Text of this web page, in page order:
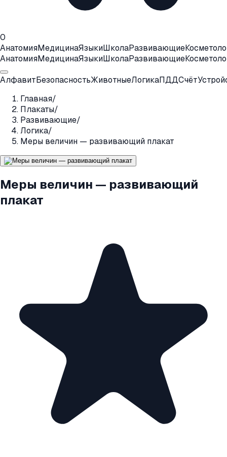
0
АнатомияМедицинаЯзыкиШколаРазвивающие
АнатомияМедицинаЯзыкиШколаРазвивающие
АлфавитБезопасностьЖивотныеЛогикаПДДСчёт
Главная/
Плакаты/
Развивающие/
Логика/
Меры величин — развивающий плакат
Меры величин — развивающий
плакат